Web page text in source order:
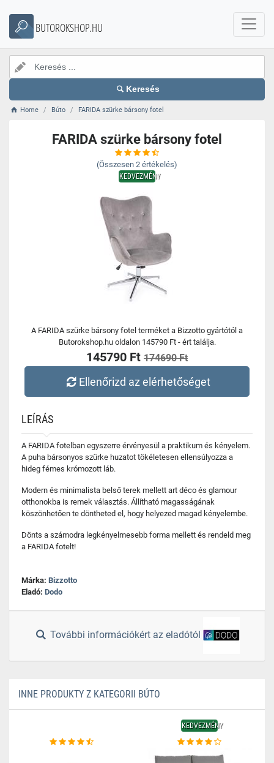
BUTOROKSHOP.HU
Keresés
Home Búto FARIDA szürke bársony fotel
FARIDA szürke bársony fotel
(Összesen 2 értékelés)
KEDVEZMÉNY
A FARIDA szürke bársony fotel terméket a Bizzotto gyártótól a
Butorokshop.hu oldalon 145790 Ft - ért találja.
145790 Ft 174690 Ft
Ellenőrizd az elérhetőséget
LEÍRÁS
A FARIDA fotelban egyszerre érvényesül a praktikum és kényelem.
A puha bársonyos szürke huzatot tökéletesen ellensúlyozza a
hideg fémes krómozott láb.
Modern és minimalista belső terek mellett art déco és glamour
otthonokba is remek választás. Állítható magasságának
köszönhetően te döntheted el, hogy helyezed magad kényelembe.
Dönts a számodra legkényelmesebb forma mellett és rendeld meg
a FARIDA fotelt!
Márka: Bizzotto
Eladó: Dodo
További információkért az eladótól
INNE PRODUKTY Z KATEGORII BÚTO
KEDVEZMÉNY